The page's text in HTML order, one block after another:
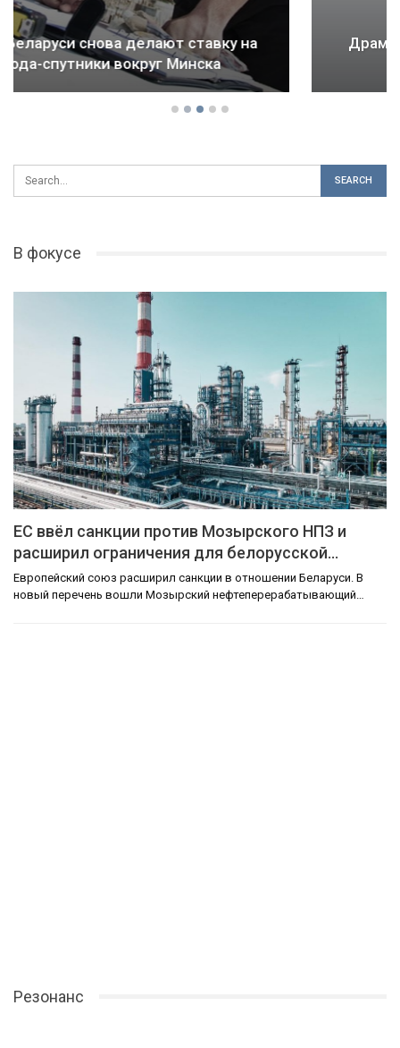
Драма Детройта: как ломается будущее
городов и стран
В фокусе
ЕС ввёл санкции против Мозырского НПЗ и
расширил ограничения для белорусской…
Европейский союз расширил санкции в отношении Беларуси. В
новый перечень вошли Мозырский нефтеперерабатывающий…
Резонанс